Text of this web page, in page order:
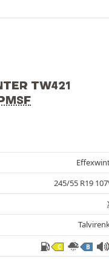
TW421
245/55 R19
C B